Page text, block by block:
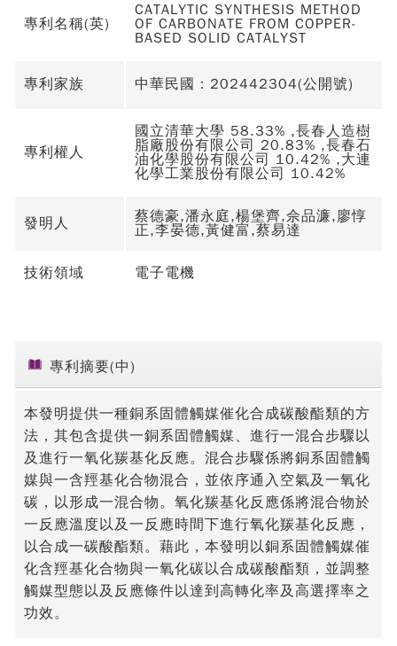
專利名稱(英)
CATALYTIC SYNTHESIS METHOD
OF CARBONATE FROM COPPER-
BASED SOLID CATALYST
專利家族 中華民國：202442304(公開號)
專利權人
國立清華大學 58.33% ,長春人造樹
脂廠股份有限公司 20.83% ,長春石
油化學股份有限公司 10.42% ,大連
化學工業股份有限公司 10.42%
發明人
蔡德豪,潘永庭,楊堡齊,佘品濂,廖惇
正,李晏德,黃健富,蔡易達
技術領域 電子電機
專利摘要(中)
本發明提供一種銅系固體觸媒催化合成碳酸酯類的方
法，其包含提供一銅系固體觸媒、進行一混合步驟以
及進行一氧化羰基化反應。混合步驟係將銅系固體觸
媒與一含羥基化合物混合，並依序通入空氣及一氧化
碳，以形成一混合物。氧化羰基化反應係將混合物於
一反應溫度以及一反應時間下進行氧化羰基化反應，
以合成一碳酸酯類。藉此，本發明以銅系固體觸媒催
化含羥基化合物與一氧化碳以合成碳酸酯類，並調整
觸媒型態以及反應條件以達到高轉化率及高選擇率之
功效。